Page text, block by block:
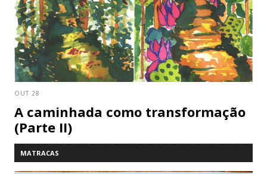
OUT 28
A caminhada como transformação
(Parte II)
MATRACAS